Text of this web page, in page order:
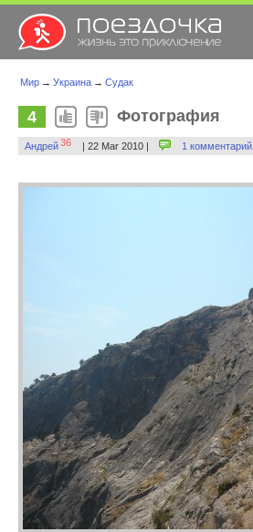
Мир → Украина → Судак
4 Фотография
Андрей36 | 22 Mar 2010 | 1 комментарий